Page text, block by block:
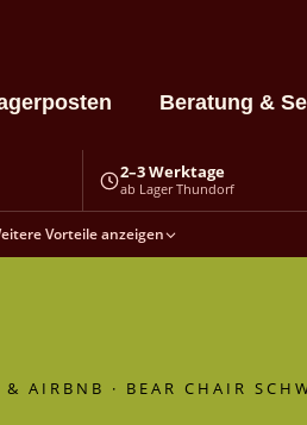
Beratung &
2–3 Werktage
ab Lager Thundorf
Vorteile anzeigen
AIRBNB · BEAR CHAIR